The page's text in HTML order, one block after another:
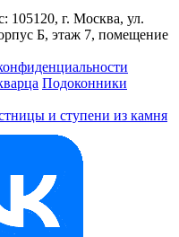
105120, г. Москва, ул.
Б, этаж 7, помещение
Подоконники
и ступени из камня